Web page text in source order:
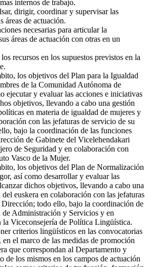
internos de trabajo.
dirigir, coordinar y supervisar las
áreas de actuación.
necesarias para articular la
áreas de actuación con otras en un
recursos en los supuestos previstos en la
los objetivos del Plan para la Igualdad
de la Comunidad Autónoma de
ejecutar y evaluar las acciones e iniciativas
objetivos, llevando a cabo una gestión
en materia de igualdad de mujeres y
con las jefaturas de servicio de su
bajo la coordinación de las funciones
de Gabinete del Vicelehendakari
de Seguridad y en colaboración con
Vasco de la Mujer.
los objetivos del Plan de Normalización
así como desarrollar y evaluar las
dichos objetivos, llevando a cabo una
del euskera en colaboración con las jefaturas
Dirección; todo ello, bajo la coordinación de
de Administración y Servicios y en
la Viceconsejería de Política Lingüística.
criterios lingüísticos en las convocatorias
en el marco de las medidas de promoción
que correspondan al Departamento y
de los mismos en los campos de actuación